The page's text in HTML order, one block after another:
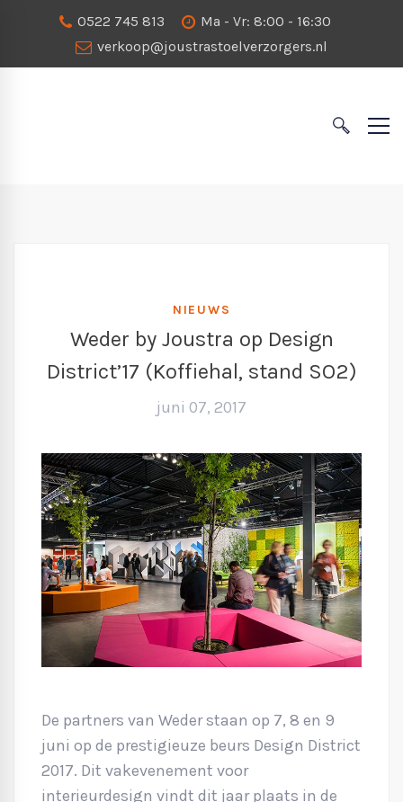
0522 745 813
Ma - Vr: 8:00 - 16:30
verkoop@joustrastoelverzorgers.nl
NIEUWS
Weder by Joustra op Design
District’17 (Koffiehal, stand SO2)
juni 07, 2017
De partners van Weder staan op 7, 8 en 9
juni op de prestigieuze beurs Design District
2017. Dit vakevenement voor
interieurdesign vindt dit jaar plaats in de